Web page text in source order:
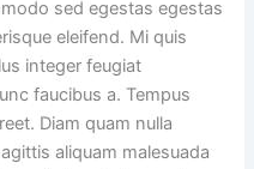
sed egestas egestas
eleifend. Mi quis
integer feugiat
faucibus a. Tempus
Diam quam nulla
aliquam malesuada